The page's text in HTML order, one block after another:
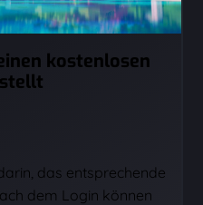
kostenlosen
das entsprechende
dem Login können